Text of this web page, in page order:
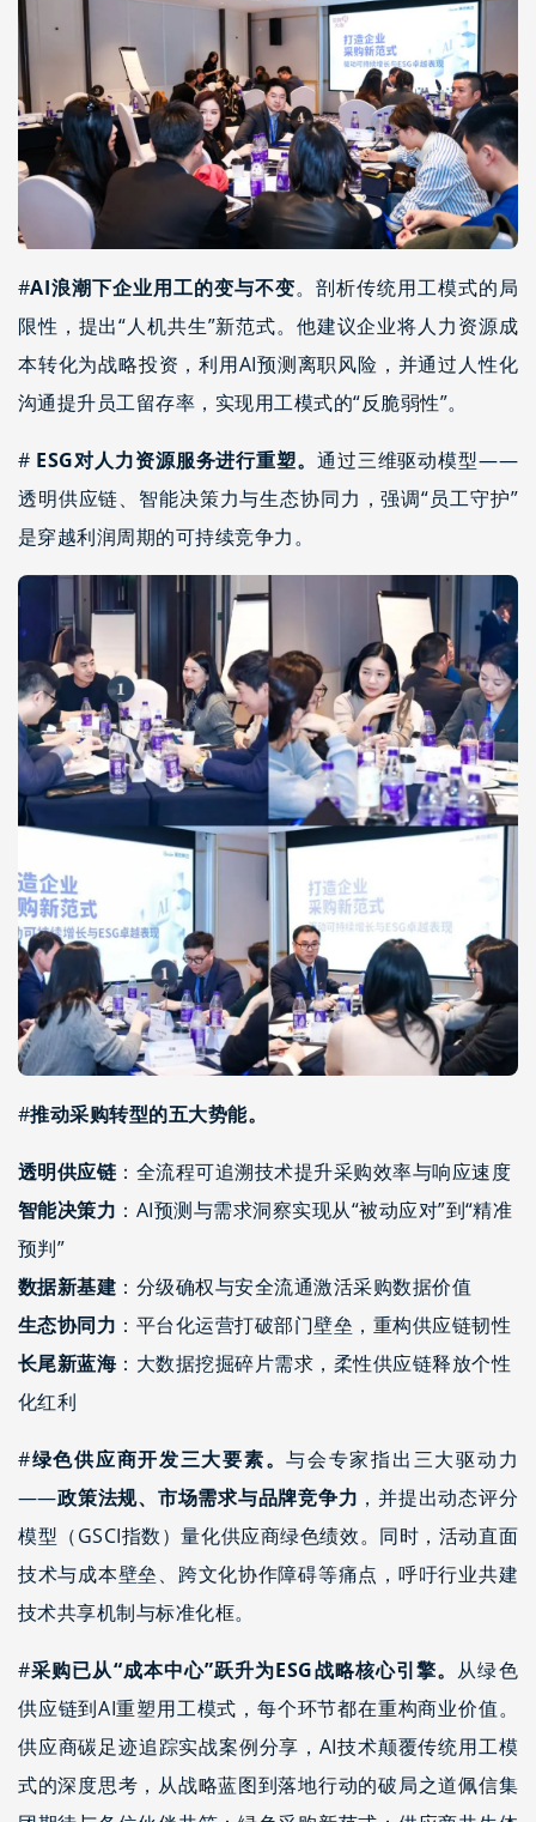
#AI浪潮下企业用工的变与不变。剖析传统用工模式的局
限性，提出“人机共生”新范式。他建议企业将人力资源成
本转化为战略投资，利用AI预测离职风险，并通过人性化
沟通提升员工留存率，实现用工模式的“反脆弱性”。
# ESG对人力资源服务进行重塑。 通过三维驱动模型——
透明供应链、智能决策力与生态协同力，强调“员工守护”
是穿越利润周期的可持续竞争力。
#推动采购转型的五大势能。
透明供应链 ：全流程可追溯技术提升采购效率与响应速度
智能决策力 ：AI预测与需求洞察实现从“被动应对”到“精准
预判”
数据新基建 ：分级确权与安全流通激活采购数据价值
生态协同力 ：平台化运营打破部门壁垒，重构供应链韧性
长尾新蓝海 ：大数据挖掘碎片需求，柔性供应链释放个性
化红利
#绿色供应商开发三大要素。与会专家指出三大驱动力
——政策法规、市场需求与品牌竞争力 ，并提出动态评分
模型（GSCI指数）量化供应商绿色绩效。同时，活动直面
技术与成本壁垒、跨文化协作障碍等痛点，呼吁行业共建
技术共享机制与标准化框。
#采购已从“成本中心”跃升为ESG战略核心引擎。 从绿色
供应链到AI重塑用工模式，每个环节都在重构商业价值。
供应商碳足迹追踪实战案例分享，AI技术颠覆传统用工模
式的深度思考，从战略蓝图到落地行动的破局之道佩信集